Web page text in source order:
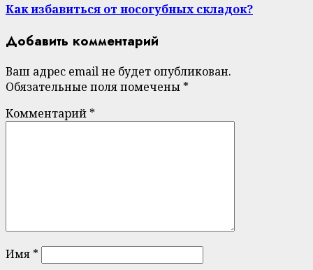
Как избавиться от носогубных складок?
Добавить комментарий
Ваш адрес email не будет опубликован.
Обязательные поля помечены *
Комментарий *
Имя *